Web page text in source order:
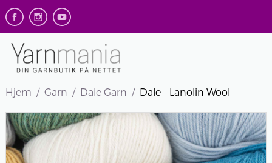
Hjem Garn Dale Garn Dale - Lanolin Wool